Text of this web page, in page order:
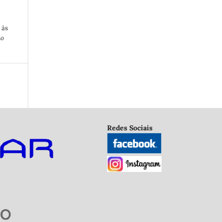
Redes Sociais